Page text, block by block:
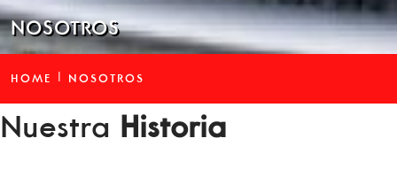
NOSOTROS
HOME NOSOTROS
Nuestra Historia